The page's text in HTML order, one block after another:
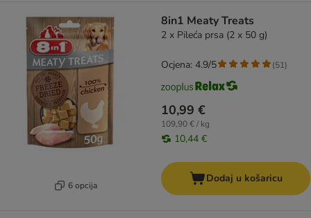
6 opcija
8in1 Meaty Treats
2 x Pileća prsa (2 x 50 g)
10,99 €
109,90 € / kg
10,44 €
Ocjena: 4.9/5 (51)
Dodaj u košaricu